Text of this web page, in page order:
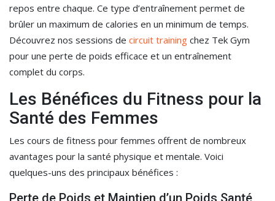
repos entre chaque. Ce type d’entraînement permet de
brûler un maximum de calories en un minimum de temps.
Découvrez nos sessions de circuit training chez Tek Gym
pour une perte de poids efficace et un entraînement
complet du corps.
Les Bénéfices du Fitness pour la
Santé des Femmes
Les cours de fitness pour femmes offrent de nombreux
avantages pour la santé physique et mentale. Voici
quelques-uns des principaux bénéfices :
Perte de Poids et Maintien d’un Poids Santé